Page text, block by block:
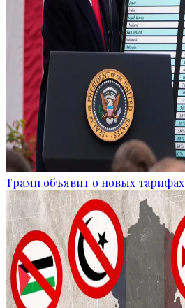
Трамп объявит о новых тарифах